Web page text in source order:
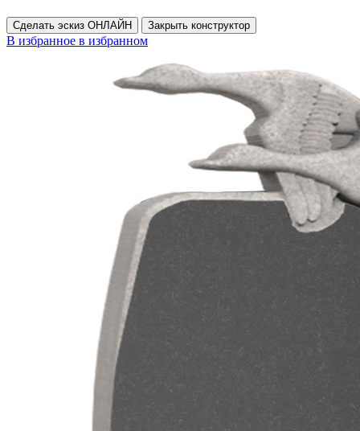
Сделать эскиз ОНЛАЙН Закрыть конструктор
В избранное в избранном